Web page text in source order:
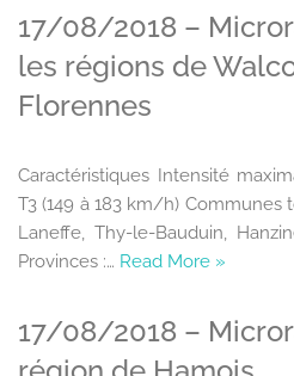
17/08/2018 –
les régions de
Florennes
Caractéristiques Intensité
T3 (149 à 183 km/h) Communes
Laneffe, Thy-le-Bauduin,
Provinces :… Read More »
17/08/2018 –